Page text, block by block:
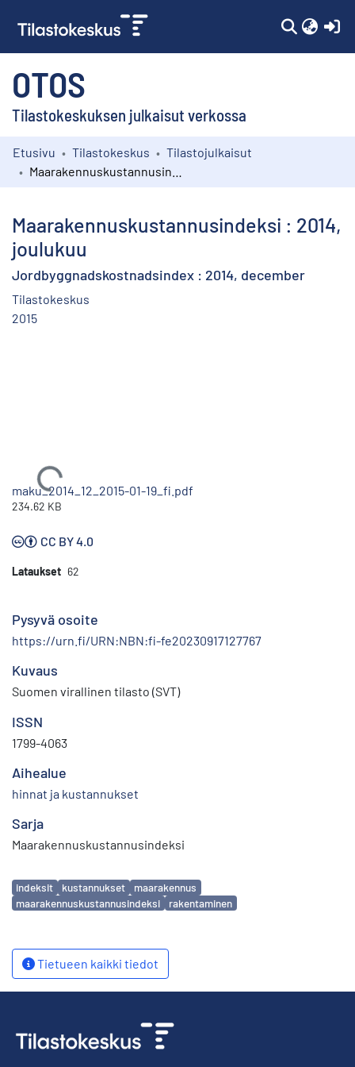
OTOS
Tilastokeskuksen julkaisut verkossa
Kokoelmat
Etusivu Tilastokeskus
Tilastojulkaisut
Maarakennuskustannusindeksi : 2014,
joulukuu
Jordbyggnadskostnadsindex : 2014, december
Tilastokeskus
2015
Ladataan...
maku_2014_12_2015-01-19_fi.pdf
234.62 KB
CC BY 4.0
Lataukset 62
Pysyvä osoite
https://urn.fi/URN:NBN:fi-fe20230917127767
Kuvaus
Suomen virallinen tilasto (SVT)
ISSN
1799-4063
Aihealue
hinnat ja kustannukset
Sarja
Maarakennuskustannusindeksi
Avainsanat
indeksit kustannukset
maarakennus
maarakennuskustannusindeksi
rakentaminen
Tietueen kaikki tiedot